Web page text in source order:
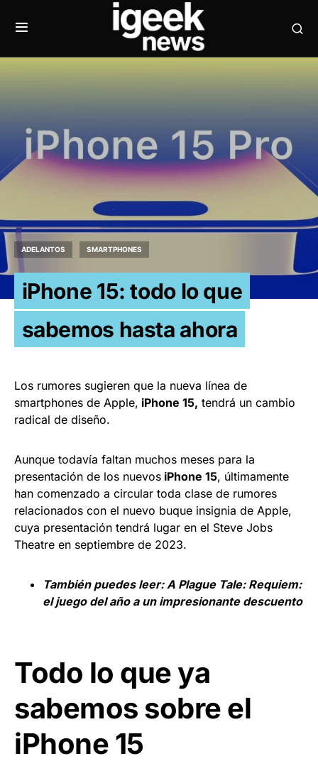
ADELANTOS SMARTPHONES
iPhone 15: todo lo que
sabemos hasta ahora
Los rumores sugieren que la nueva línea de
smartphones de Apple, iPhone 15, tendrá un cambio
radical de diseño.
Aunque todavía faltan muchos meses para la
presentación de los nuevos iPhone 15, últimamente
han comenzado a circular toda clase de rumores
relacionados con el nuevo buque insignia de Apple,
cuya presentación tendrá lugar en el Steve Jobs
Theatre en septiembre de 2023.
También puedes leer: A Plague Tale: Requiem:
el juego del año a un impresionante descuento
Todo lo que ya
sabemos sobre el
iPhone 15